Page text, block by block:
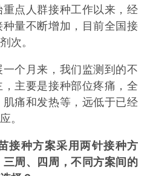
重点人群接种工作以来，经
量不断增加，目前全国接
次。
个月来，我们监测到的不
主要是接种部位疼痛，全
痛和发热等，远低于已经
。
接种方案采用两针接种方
周、四周，不同方案间的